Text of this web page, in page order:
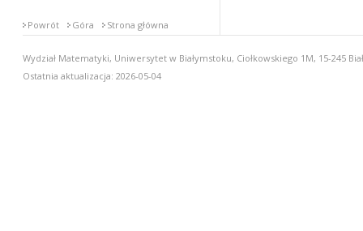
Powrót Góra Strona główna
Wydział Matematyki, Uniwersytet w Białymstoku, Ciołkowskiego 1M, 15-245
Ostatnia aktualizacja: 2026-05-04